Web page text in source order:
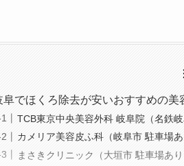
阜でほくろ除去が安いおすすめの美
TCB東京中央美容外科 岐阜院（名鉄岐
カメリア美容皮ふ科（岐阜市 駐車場あ
まさきクリニック（大垣市 駐車場あり